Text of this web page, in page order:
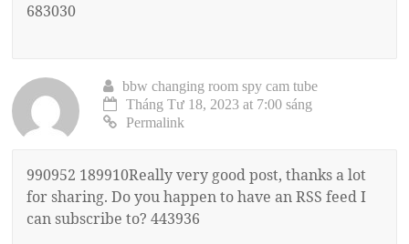
683030
bbw changing room spy cam tube
Tháng Tư 18, 2023 at 7:00 sáng
Permalink
990952 189910Really very good post, thanks a lot
for sharing. Do you happen to have an RSS feed I
can subscribe to? 443936